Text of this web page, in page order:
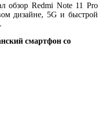
обзор Redmi Note 11 Pro
дизайне, 5G и быстрой
смартфон со